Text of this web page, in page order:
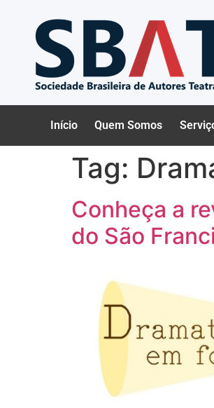
Início Quem Somos
Tag:
Conheça a
do São